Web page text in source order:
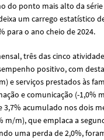
do ponto mais alto da série
um carrego estatístico
para o ano cheio de 2024.
três das cinco
positivo,com
e serviços prestados às
e comunicação (-1,0%
3,7% acumulado nos dois
m/m), que emplaca a
uma perda de 2,0%,